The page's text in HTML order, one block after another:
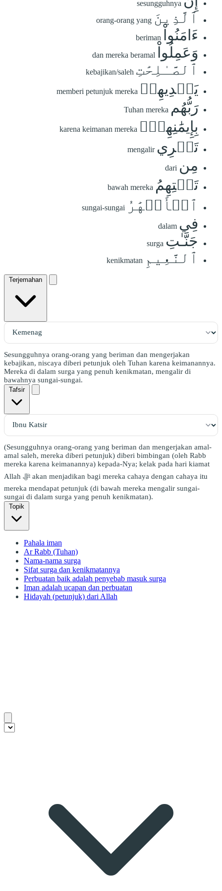
sesungguhnya
ٱلَّذِينَ orang-orang yang
ءَامَنُواْ beriman
وَعَمِلُواْ dan mereka beramal
ٱلصَّـٰلِحَٰتِ kebajikan/saleh
يَهۡدِيهِمۡ memberi petunjuk mereka
رَبُّهُم Tuhan mereka
بِإِيمَٰنِهِمۡۖ karena keimanan mereka
تَجۡرِي mengalir
مِن dari
تَحۡتِهِمُ bawah mereka
ٱلۡأَنۡهَٰرُ sungai-sungai
فِي dalam
جَنَّـٰتِ surga
ٱلنَّعِيمِ kenikmatan
Terjemahan
Sesungguhnya orang-orang yang beriman dan mengerjakan
kebajikan, niscaya diberi petunjuk oleh Tuhan karena keimanannya.
Mereka di dalam surga yang penuh kenikmatan, mengalir di
bawahnya sungai-sungai.
Tafsir
(Sesungguhnya orang-orang yang beriman dan mengerjakan amal-
amal saleh, mereka diberi petunjuk) diberi bimbingan (oleh Rabb
mereka karena keimanannya) kepada-Nya; kelak pada hari kiamat
Allah ﷻ akan menjadikan bagi mereka cahaya dengan cahaya itu
mereka mendapat petunjuk (di bawah mereka mengalir sungai-
sungai di dalam surga yang penuh kenikmatan).
Topik
Pahala iman
Ar Rabb (Tuhan)
Nama-nama surga
Sifat surga dan kenikmatannya
Perbuatan baik adalah penyebab masuk surga
Iman adalah ucapan dan perbuatan
Hidayah (petunjuk) dari Allah